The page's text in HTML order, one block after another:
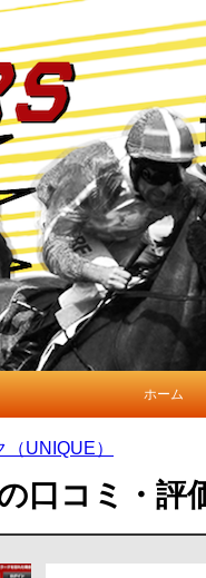
ホーム
UNIQUE）
口コミ・評